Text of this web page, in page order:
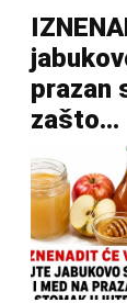
prazan
zašto…